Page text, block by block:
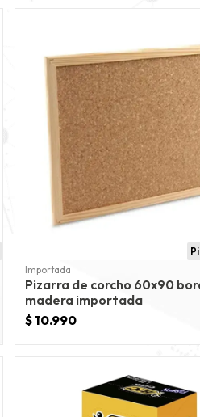
Importada
Pizarra de corcho 60x90
madera importada
$ 10.990